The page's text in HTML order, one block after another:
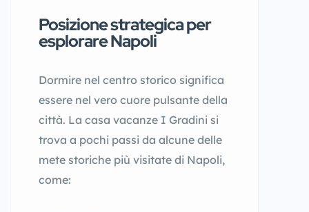
Posizione strategica per
esplorare Napoli
Dormire nel centro storico significa
essere nel vero cuore pulsante della
città. La casa vacanze I Gradini si
trova a pochi passi da alcune delle
mete storiche più visitate di Napoli,
come: